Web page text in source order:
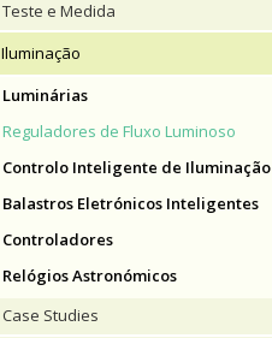
Teste e Medida
Iluminação
Luminárias
Reguladores de Fluxo Luminoso
Controlo Inteligente de Iluminação
Balastros Eletrónicos Inteligentes
Controladores
Relógios Astronómicos
Case Studies